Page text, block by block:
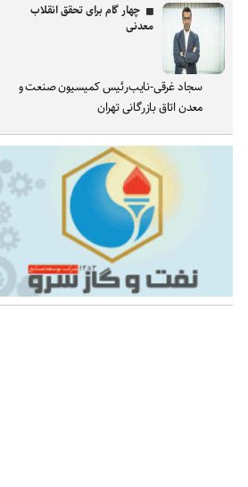
چهار گام برای تحقق انقلاب
معدنی
سجاد غرقی-نایب‌رئیس کمیسیون صنعت و
معدن اتاق بازرگانی تهران